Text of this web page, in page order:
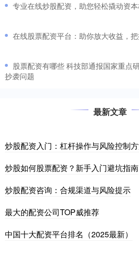
专业在线炒股配资，助您轻松撬动资
在线股票配资平台：助你放大收益，
股票配资有哪些 科技部通报国家重点
抄袭问题
最新文章
炒股配资入门：杠杆操作与风险控制
炒股如何股票配资？新手入门避坑指南
炒股配资咨询：合规渠道与风险提示
最大的配资公司TOP威推荐
中国十大配资平台排名（2025最新）